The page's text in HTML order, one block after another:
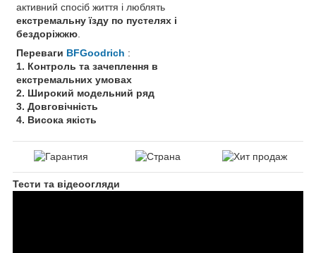
активний спосіб життя і люблять
екстремальну їзду по пустелях і
бездоріжжю
Переваги BFGoodrich :
1. Контроль та зачеплення в
екстремальних умовах
2. Широкий модельний ряд
3. Довговічність
4. Висока якість
Тести та відеоогляди